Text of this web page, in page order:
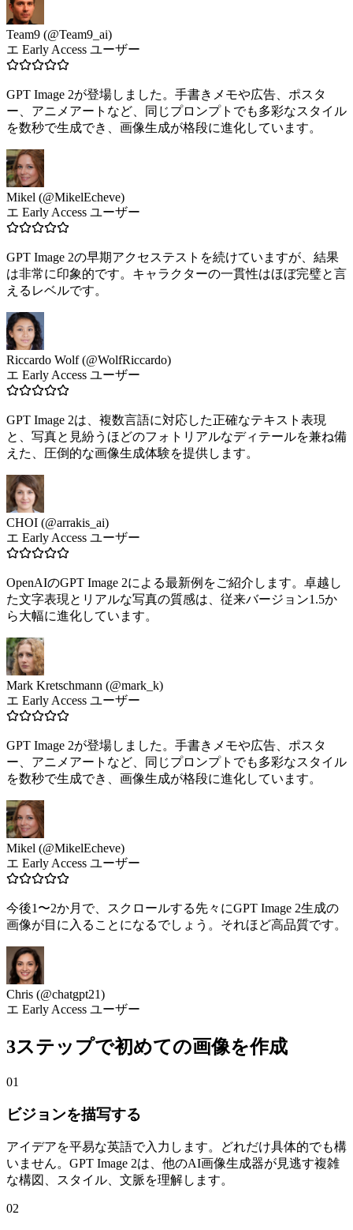
Team9 (@Team9_ai)
エ Early Access ユーザー
GPT Image 2が登場しました。手書きメモや広告、ポスタ
ー、アニメアートなど、同じプロンプトでも多彩なスタイル
を数秒で生成でき、画像生成が格段に進化しています。
Mikel (@MikelEcheve)
エ Early Access ユーザー
GPT Image 2の早期アクセステストを続けていますが、結果
は非常に印象的です。キャラクターの一貫性はほぼ完璧と言
えるレベルです。
Riccardo Wolf (@WolfRiccardo)
エ Early Access ユーザー
GPT Image 2は、複数言語に対応した正確なテキスト表現
と、写真と見紛うほどのフォトリアルなディテールを兼ね備
えた、圧倒的な画像生成体験を提供します。
CHOI (@arrakis_ai)
エ Early Access ユーザー
OpenAIのGPT Image 2による最新例をご紹介します。卓越し
た文字表現とリアルな写真の質感は、従来バージョン1.5か
ら大幅に進化しています。
Mark Kretschmann (@mark_k)
エ Early Access ユーザー
GPT Image 2が登場しました。手書きメモや広告、ポスタ
ー、アニメアートなど、同じプロンプトでも多彩なスタイル
を数秒で生成でき、画像生成が格段に進化しています。
Mikel (@MikelEcheve)
エ Early Access ユーザー
今後1〜2か月で、スクロールする先々にGPT Image 2生成の
画像が目に入ることになるでしょう。それほど高品質です。
Chris (@chatgpt21)
エ Early Access ユーザー
3ステップで初めての画像を作成
01
ビジョンを描写する
アイデアを平易な英語で入力します。どれだけ具体的でも構
いません。GPT Image 2は、他のAI画像生成器が見逃す複雑
な構図、スタイル、文脈を理解します。
02